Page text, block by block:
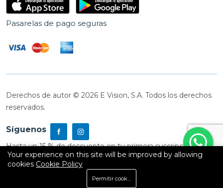
Pasarelas de pago seguras
Derechos de autor © 2026 E Vision, S.A. Todos los derechos
reservados.
Síguenos
Hasta un 15 % de descuento en tu primera suscripción
Carrito
Your experience on this site will be improved by allowing
cookies Cookie Policy
Permitir cookies